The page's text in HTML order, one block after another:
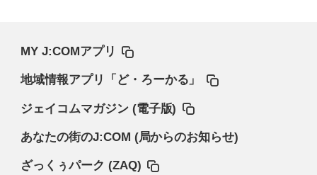
MY J:COMアプリ
地域情報アプリ「ど・ろーかる」
ジェイコムマガジン (電子版)
あなたの街のJ:COM (局からのお知らせ)
ざっくぅパーク (ZAQ)